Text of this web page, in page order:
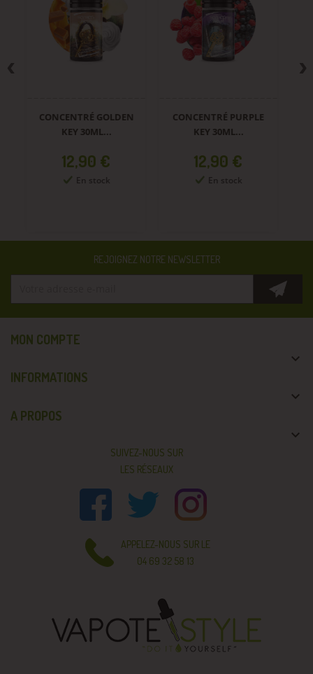
CONCENTRÉ GOLDEN
KEY 30ML...
Prix
12,90 €
En stock
CONCENTRÉ PURPLE
KEY 30ML...
Prix
12,90 €
En stock
REJOIGNEZ NOTRE NEWSLETTER
MON COMPTE

INFORMATIONS

A PROPOS

SUIVEZ-NOUS SUR
LES RÉSEAUX
APPELEZ-NOUS SUR LE
04 69 32 58 13